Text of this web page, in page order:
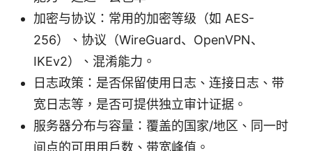
加密与协议：常用的加密等级（如 AES-
256）、协议（WireGuard、OpenVPN、
IKEv2）、混淆能力。
日志政策：是否保留使用日志、连接日志、带
宽日志等，是否可提供独立审计证据。
服务器分布与容量：覆盖的国家/地区、同一时
间点的可用用户数、带宽峰值。